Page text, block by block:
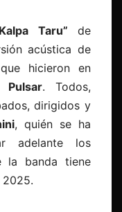
Taru” de
acústica de
hicieron en
. Todos,
dirigidos y
, quién se ha
adelante los
la banda tiene